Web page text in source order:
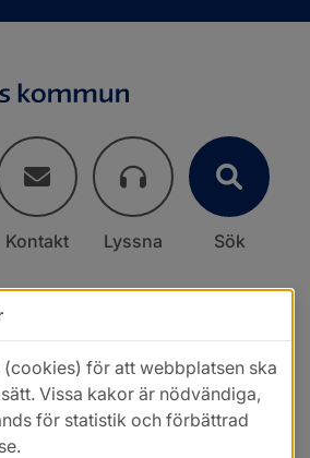
Kontakt Lyssna Sök
för att webbplatsen ska
Vissa kakor är nödvändiga,
för statistik och förbättrad